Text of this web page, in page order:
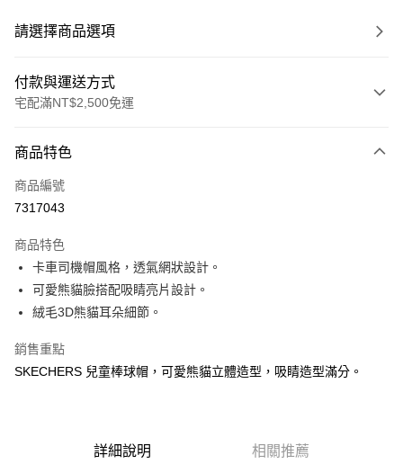
請選擇商品選項
付款與運送方式
宅配滿NT$2,500免運
信用卡一次付款
LINE Pay
相關說明
【大哥付你分期使用說明】
1.本服務由台灣大哥大提供，台灣大哥大用戶可立即使用無須另外申請。
2.付款方式選擇「大哥付你分期」，訂單成立後會自動跳轉到大哥付的交易
流程，驗證手機門號後，選擇欲分期的期數、繳款截止日，確認付款後即完
3.實際核准額度、可分期數及費用金額請依後續交易確認頁面所載為準。
4.訂單成立30分鐘內，如未前往確認交易或遇審核未通過，訂單將自動取
ATM付款
宅配
商品特色
商品編號
7317043
商品特色
卡車司機帽風格，透氣網狀設計。
可愛熊貓臉搭配吸睛亮片設計。
絨毛3D熊貓耳朵細節。
銷售重點
SKECHERS 兒童棒球帽，可愛熊貓立體造型，吸睛造型滿分。
詳細說明 相關推薦